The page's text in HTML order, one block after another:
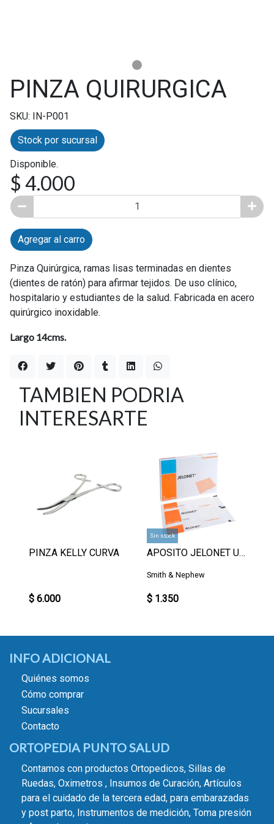
PINZA QUIRURGICA
SKU: IN-P001
Stock por sucursal
Disponible.
$ 4.000
Agregar al carro
Pinza Quirúrgica, ramas lisas terminadas en dientes
(dientes de ratón) para afirmar tejidos. De uso clínico,
hospitalario y estudiantes de la salud. Fabricada en acero
quirúrgico inoxidable.
Largo 14cms.
TAMBIEN PODRIA
INTERESARTE
PINZA KELLY CURVA
$ 6.000
Sin stock
APOSITO JELONET UN.
Smith & Nephew
$ 1.350
INFO ADICIONAL
Quiénes somos
Cómo comprar
Sucursales
Contacto
ORTOPEDIA PUNTO SALUD
Contamos con productos Ortopedicos, Sillas de
Ruedas, Oximetros , Insumos de Curación, Artículos
para el cuidado de la tercera edad, para embarazadas
y post parto, Instrumentos de medición, Toma presión